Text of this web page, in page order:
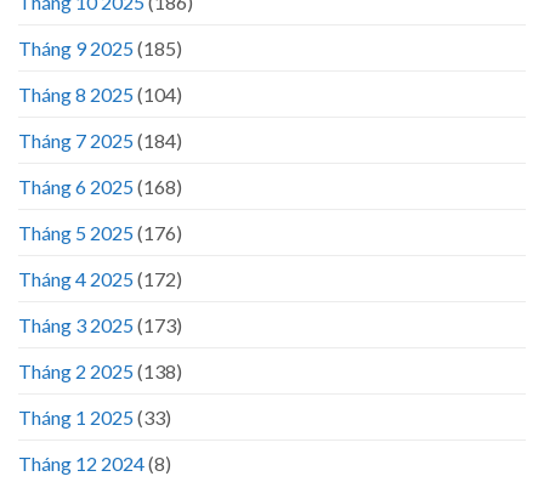
Tháng 9 2025(185)
Tháng 8 2025(104)
Tháng 7 2025(184)
Tháng 6 2025(168)
Tháng 5 2025(176)
Tháng 4 2025(172)
Tháng 3 2025(173)
Tháng 2 2025(138)
Tháng 1 2025(33)
Tháng 12 2024(8)